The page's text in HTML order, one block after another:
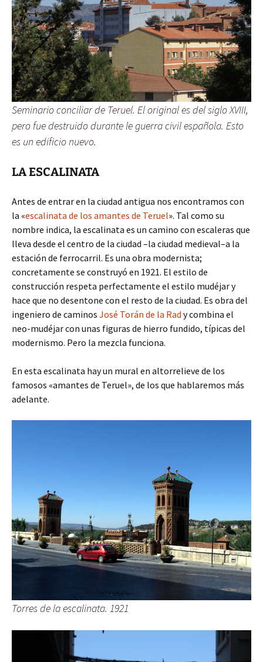
Seminario conciliar de Teruel. El original es del siglo XVIII,
pero fue destruido durante le guerra civil española. Esto
es un edificio nuevo.
LA ESCALINATA
Antes de entrar en la ciudad antigua nos encontramos con
la «escalinata de los amantes de Teruel». Tal como su
nombre indica, la escalinata es un camino con escaleras que
lleva desde el centro de la ciudad –la ciudad medieval–a la
estación de ferrocarril. Es una obra modernista;
concretamente se construyó en 1921. El estilo de
construcción respeta perfectamente el estilo mudéjar y
hace que no desentone con el resto de la ciudad. Es obra del
ingeniero de caminos José Torán de la Rad y combina el
neo-mudéjar con unas figuras de hierro fundido, típicas del
modernismo. Pero la mezcla funciona.
En esta escalinata hay un mural en altorrelieve de los
famosos «amantes de Teruel», de los que hablaremos más
adelante.
Torres de la escalinata. 1921